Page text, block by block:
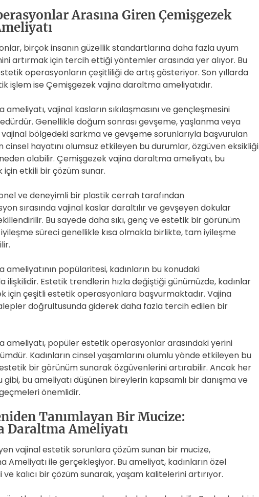
Arasına Giren Çemişgezek
birçok insanın güzellik standartlarına daha fazla uyum
artırmak için tercih ettiği yöntemler arasında yer alıyor. Bu
operasyonların çeşitliliği de artış gösteriyor. Son yıllarda
işlem ise Çemişgezek vajina daraltma ameliyatıdır.
vajinal kasların sıkılaşmasını ve gençleşmesini
Genellikle doğum sonrası gevşeme, yaşlanma veya
bölgedeki sarkma ve gevşeme sorunlarıyla başvurulan
cinsel hayatını olumsuz etkileyen bu durumlar, özgüven eksikliği
olabilir. Çemişgezek vajina daraltma ameliyatı, bu
etkili bir çözüm sunar.
ve deneyimli bir plastik cerrah tarafından
sırasında vajinal kaslar daraltılır ve gevşeyen dokular
Bu sayede daha sıkı, genç ve estetik bir görünüm
süreci genellikle kısa olmakla birlikte, tam iyileşme
popülaritesi, kadınların bu konudaki
ilişkilidir. Estetik trendlerin hızla değiştiği günümüzde, kadınlar
için çeşitli estetik operasyonlara başvurmaktadır. Vajina
doğrultusunda giderek daha fazla tercih edilen bir
ameliyatı, popüler estetik operasyonlar arasındaki yerini
Kadınların cinsel yaşamlarını olumlu yönde etkileyen bu
bir görünüm sunarak özgüvenlerini artırabilir. Ancak her
bu ameliyatı düşünen bireylerin kapsamlı bir danışma ve
önemlidir.
Tanımlayan Bir Mucize:
Daraltma Ameliyatı
vajinal estetik sorunlara çözüm sunan bir mucize,
Ameliyatı ile gerçekleşiyor. Bu ameliyat, kadınların özel
ve kalıcı bir çözüm sunarak, yaşam kalitelerini artırıyor.